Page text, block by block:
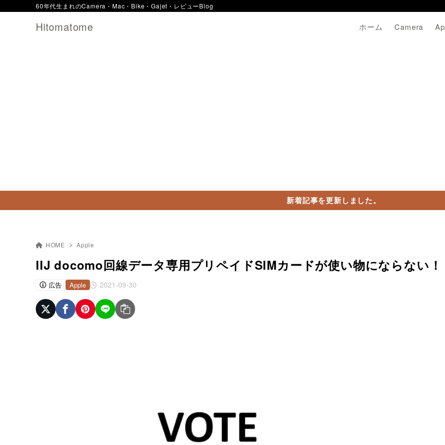
Hitomatome
60年代生まれのCamera・Mac・Bike・Gajet・レビューBlog
ホーム Camera
新着記事を更新しました。
HOME Apple
IIJ docomo回線データ専用プリペイドSIMカードが使い物にならない！
広告 2021-09-30
Apple